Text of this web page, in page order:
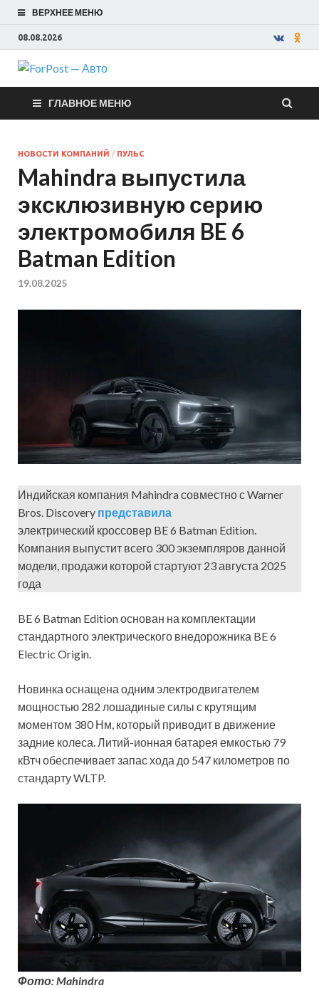
ВЕРХНЕЕ МЕНЮ
08.08.2026
ForPost —
Авто
ГЛАВНОЕ МЕНЮ
НОВОСТИ КОМПАНИЙ / ПУЛЬС
Mahindra выпустила
эксклюзивную серию
электромобиля BE 6
Batman Edition
19.08.2025
Индийская компания Mahindra совместно с Warner
Bros. Discovery представила
электрический кроссовер BE 6 Batman Edition.
Компания выпустит всего 300 экземпляров данной
модели, продажи которой стартуют 23 августа 2025
года
BE 6 Batman Edition основан на комплектации
стандартного электрического внедорожника BE 6
Electric Origin.
Новинка оснащена одним электродвигателем
мощностью 282 лошадиные силы с крутящим
моментом 380 Нм, который приводит в движение
задние колеса. Литий-ионная батарея емкостью 79
кВтч обеспечивает запас хода до 547 километров по
стандарту WLTP.
Фото: Mahindra